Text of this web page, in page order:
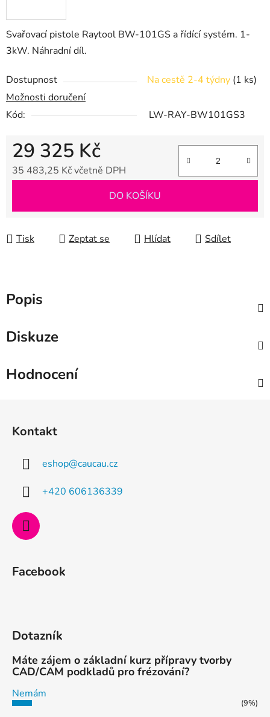
Svařovací pistole Raytool BW-101GS a řídící systém. 1-
3kW. Náhradní díl.
Dostupnost Na cestě 2-4 týdny (1 ks)
Možnosti doručení
Kód:
LW-RAY-BW101GS3
29 325 Kč
35 483,25 Kč včetně DPH
DO KOŠÍKU
Tisk Zeptat se Hlídat Sdílet
Popis
Diskuze
Hodnocení
Kontakt
eshop@caucau.cz
+420 606136339
Facebook
Dotazník
Máte zájem o základní kurz přípravy tvorby
CAD/CAM podkladů pro frézování?
Nemám
(9%)